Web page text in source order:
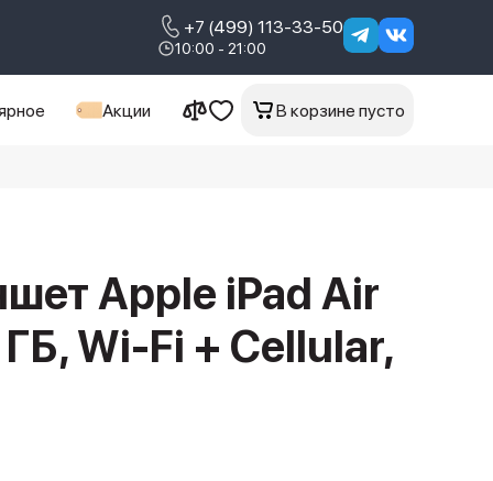
+7 (499) 113-33-50
10:00 - 21:00
Акции В корзине пусто
Apple iPad Air
Wi-Fi + Cellular,